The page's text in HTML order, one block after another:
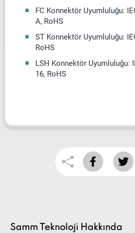
FC Konnektör Uyumluluğu:
A, RoHS
ST Konnektör Uyumluluğu:
RoHS
LSH Konnektör Uyumluluğu:
16, RoHS
Samm Teknoloji Hakkında